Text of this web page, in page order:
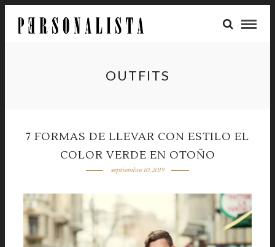
OUTFITS
7 FORMAS DE LLEVAR CON ESTILO EL
COLOR VERDE EN OTOÑO
septiembre 10, 2019